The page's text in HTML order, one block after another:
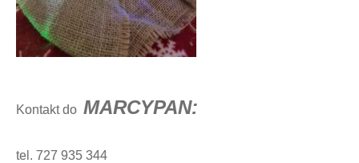
Kontakt do MARCYPAN:
tel. 727 935 344